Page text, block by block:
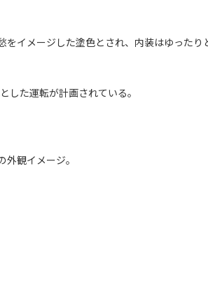
イメージした塗色とされ、内装はゆったり
た運転が計画されている。
観イメージ。